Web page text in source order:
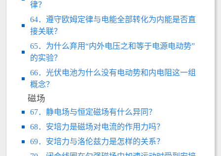
律？
64．遵守欧姆定律与电能全部转化为内能是否直
接关联？
65．为什么弃用“内外电压之和等于电源电动势”
的实验？
66．光伏电池为什么没有电动势和内电阻这一组
概念？
磁场
67．静电场与恒定磁场有什么异同？
68．安培力是磁场对电流的作用力吗？
69．安培力与洛伦兹力是怎样的关系？